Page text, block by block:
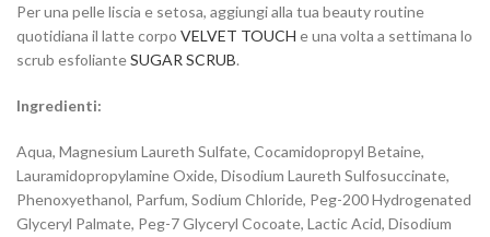
Per una pelle liscia e setosa, aggiungi alla tua beauty routine
quotidiana il latte corpo VELVET TOUCH e una volta a settimana lo
scrub esfolianteSUGAR SCRUB.
Ingredienti:
Aqua, Magnesium Laureth Sulfate, Cocamidopropyl Betaine,
Lauramidopropylamine Oxide, Disodium Laureth Sulfosuccinate,
Phenoxyethanol, Parfum, Sodium Chloride, Peg-200 Hydrogenated
Glyceryl Palmate, Peg-7 Glyceryl Cocoate, Lactic Acid, Disodium